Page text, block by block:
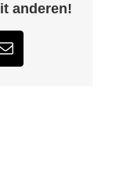
anderen!
E-
Mail